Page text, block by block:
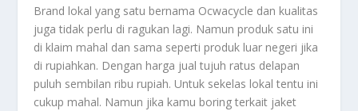
Brand lokal yang satu bernama Ocwacycle dan kualitas
juga tidak perlu di ragukan lagi. Namun produk satu ini
di klaim mahal dan sama seperti produk luar negeri jika
di rupiahkan. Dengan harga jual tujuh ratus delapan
puluh sembilan ribu rupiah. Untuk sekelas lokal tentu ini
cukup mahal. Namun jika kamu boring terkait jaket